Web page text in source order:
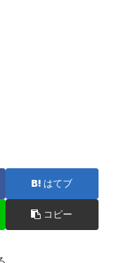
はてブ
コピー